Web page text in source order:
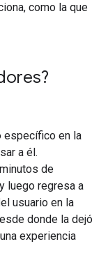
como la que
específico en la
a él.
de
luego regresa a
usuario en la
donde la dejó
experiencia